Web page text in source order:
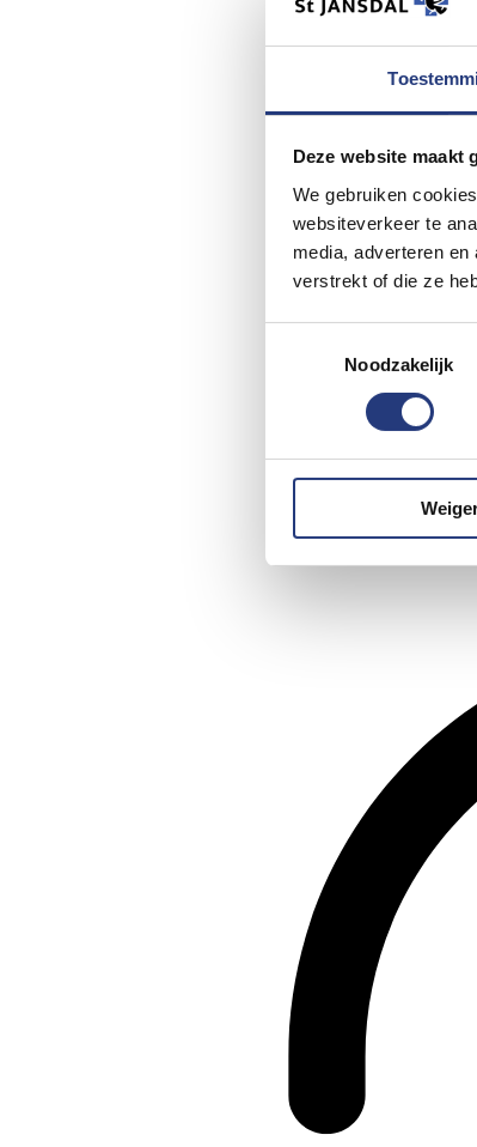
Deze website maakt
We gebruiken
websiteverkeer te
media, adverteren
verstrekt of die ze
Noodzakelijk